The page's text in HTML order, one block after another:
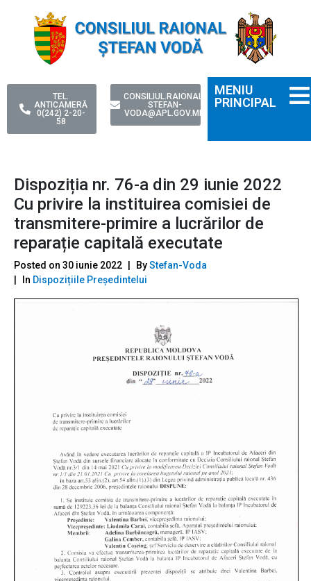
TEL.
ANTICAMERĂ
0(242) 2-20-
58
CONSILIUL.RAIONAL-
STEFAN-
VODA@APL.GOV.MD
MENIU
PRINCIPAL
Dispoziția nr. 76-a din 29 iunie 2022
Cu privire la instituirea comisiei de
transmitere-primire a lucrărilor de
reparație capitală executate
Posted on 30 iunie 2022 ByStefan-Voda
In Dispozițiile Președintelui